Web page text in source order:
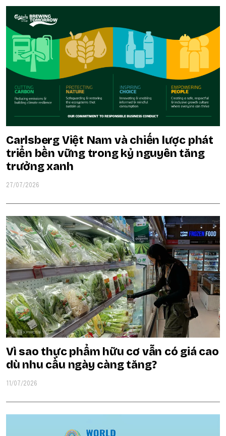
Carlsberg Việt Nam và chiến lược phát
triển bền vững trong kỷ nguyên tăng
trưởng xanh
27/07/2026
Vì sao thực phẩm hữu cơ vẫn có giá cao
dù nhu cầu ngày càng tăng?
11/07/2026